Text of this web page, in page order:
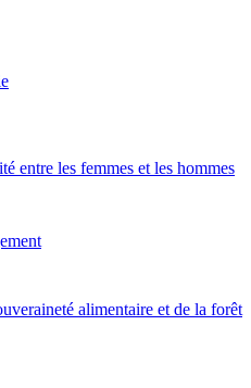
entre les femmes et les hommes
alimentaire et de la forêt